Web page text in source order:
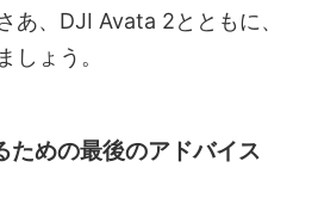
あ、DJI Avata 2とともに、
しょう。
ための最後のアドバイス